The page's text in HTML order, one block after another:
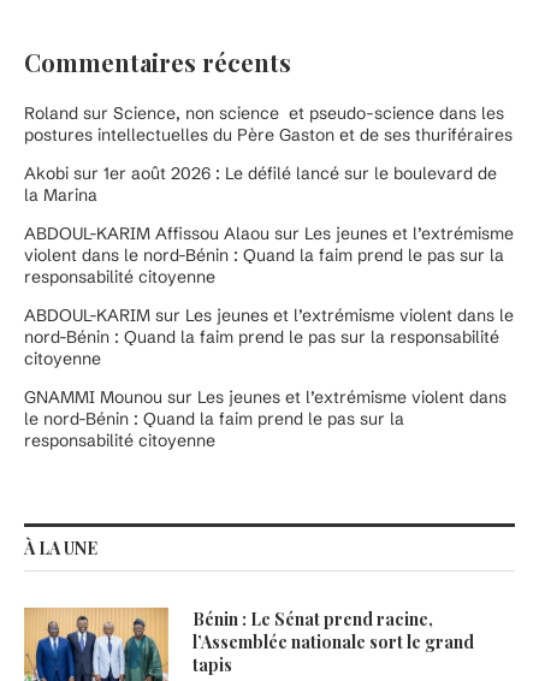
Commentaires récents
Roland sur Science, non science et pseudo-science dans les
postures intellectuelles du Père Gaston et de ses thuriféraires
Akobi sur 1er août 2026 : Le défilé lancé sur le boulevard de
la Marina
ABDOUL-KARIM Affissou Alaou sur Les jeunes et l’extrémisme
violent dans le nord-Bénin : Quand la faim prend le pas sur la
responsabilité citoyenne
ABDOUL-KARIM sur Les jeunes et l’extrémisme violent dans le
nord-Bénin : Quand la faim prend le pas sur la responsabilité
citoyenne
GNAMMI Mounou sur Les jeunes et l’extrémisme violent dans
le nord-Bénin : Quand la faim prend le pas sur la
responsabilité citoyenne
À LA UNE
Bénin : Le Sénat prend racine,
l’Assemblée nationale sort le grand
tapis